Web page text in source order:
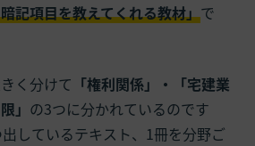
記項目を教えてくれる教材」で
く分けて 「権利関係」・「宅建業
」 の3つに分かれているのです
しているテキスト、1冊を分野ご